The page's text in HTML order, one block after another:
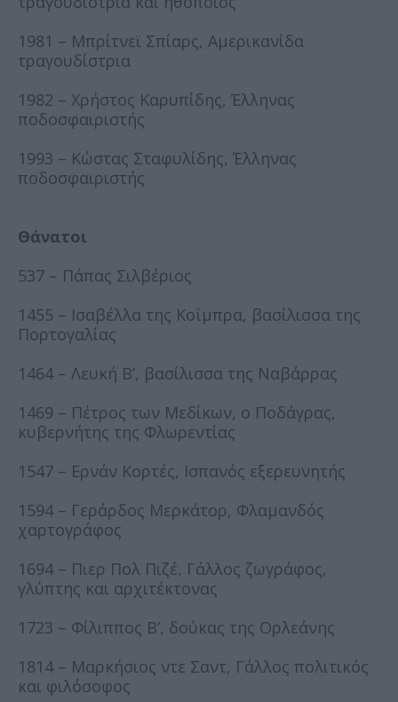
1981 – Μπρίτνεϊ Σπίαρς, Αμερικανίδα
τραγουδίστρια
1982 – Χρήστος Καρυπίδης, Έλληνας
ποδοσφαιριστής
1993 – Κώστας Σταφυλίδης, Έλληνας
ποδοσφαιριστής
Θάνατοι
537 – Πάπας Σιλβέριος
1455 – Ισαβέλλα της Κοΐμπρα, βασίλισσα της
Πορτογαλίας
1464 – Λευκή Β’, βασίλισσα της Ναβάρρας
1469 – Πέτρος των Μεδίκων, ο Ποδάγρας,
κυβερνήτης της Φλωρεντίας
1547 – Ερνάν Κορτές, Ισπανός εξερευνητής
1594 – Γεράρδος Μερκάτορ, Φλαμανδός
χαρτογράφος
1694 – Πιερ Πολ Πιζέ, Γάλλος ζωγράφος,
γλύπτης και αρχιτέκτονας
1723 – Φίλιππος Β’, δούκας της Ορλεάνης
1814 – Μαρκήσιος ντε Σαντ, Γάλλος πολιτικός
και φιλόσοφος